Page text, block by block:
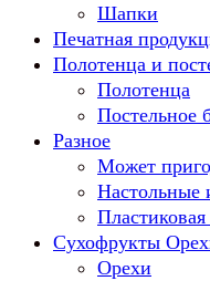
Шапки
Печатная
Полотенца и
Полотенца
Постельное
Разное
Может
Настольные
Пластиковая
Сухофрукты
Орехи